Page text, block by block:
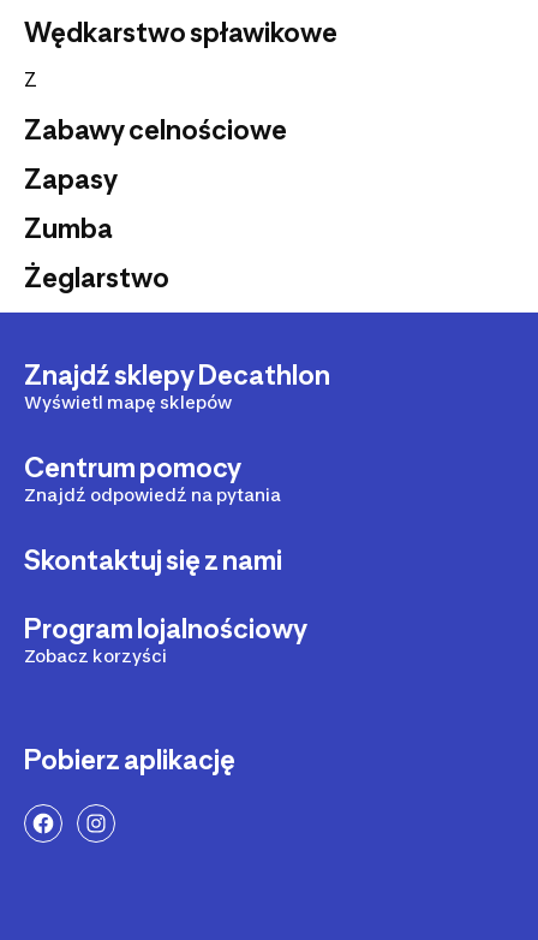
Wędkarstwo spławikowe
Z
Zabawy celnościowe
Zapasy
Zumba
Żeglarstwo
Znajdź sklepy Decathlon
Wyświetl mapę sklepów
Centrum pomocy
Znajdź odpowiedź na pytania
Skontaktuj się z nami
Program lojalnościowy
Zobacz korzyści
Pobierz aplikację